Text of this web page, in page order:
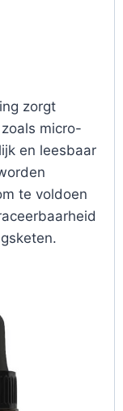
zorgt
micro-
en leesbaar
te voldoen